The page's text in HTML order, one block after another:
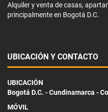
Alquiler y venta de casas,
principalmente en Bogotá D.C.
UBICACIÓN Y CONTACTO
UBICACIÓN
Bogotá D.C. - Cundinamarca -
MÓVIL